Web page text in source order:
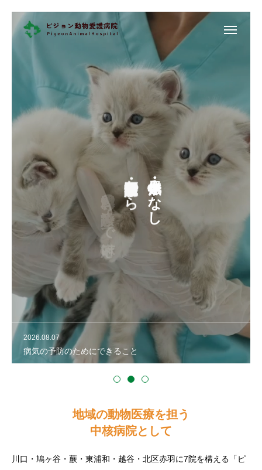
年中無休・昼休みなし
健康診断・予防医療から
専門科の診療まで対応
2026.08.07
病気の予防のためにできること
地域の動物医療を担う
中核病院として
川口・鳩ヶ谷・蕨・東浦和・越谷・北区赤羽に7院を構える「ピ
各院紹介
当院について
診療案内
セカンドオピニオン